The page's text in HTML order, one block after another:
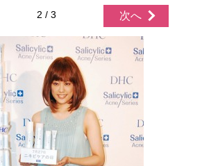
2 / 3 次へ